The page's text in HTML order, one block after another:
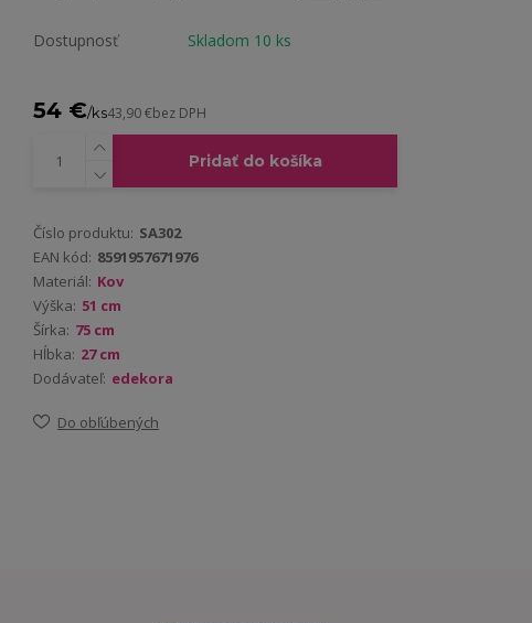
Dostupnosť Skladom 10 ks
54 €/ks43,90 €bez DPH
Pridať do košíka
Číslo produktu: SA302
EAN kód: 8591957671976
Materiál: Kov
Výška: 51 cm
Šírka: 75 cm
Hĺbka: 27 cm
Dodávateľ: edekora
Do obľúbených